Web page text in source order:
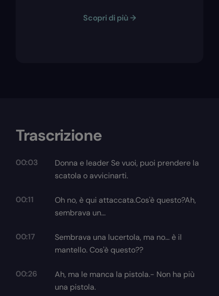
Scopri di più →
Trascrizione
00:03
Donna e leader Se vuoi, puoi prendere la
scatola o avvicinarti.
00:11
Oh no, è qui attaccata.Cos'è questo?Ah,
sembrava un...
00:17
Sembrava una lucertola, ma no… è il
mantello. Cos'è questo??
00:26
Ah, ma le manca la pistola.- Non ha più
una pistola.